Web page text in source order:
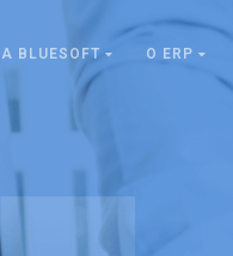
A BLUESOFT O ERP